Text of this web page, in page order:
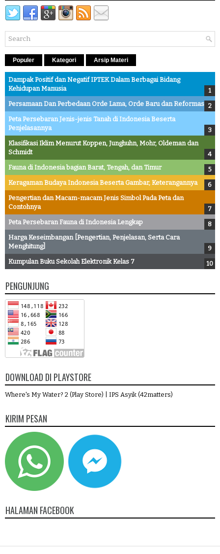
Populer Kategori Arsip Materi
Dampak Positif dan Negatif IPTEK Dalam Berbagai Bidang
Kehidupan Manusia
Persamaan Dan Perbedaan Orde Lama, Orde Baru dan Reformasi
Peta Persebaran Jenis-jenis Tanah di Indonesia Beserta
Penjelasannya
Klasifikasi Iklim Menurut Koppen, Junghuhn, Mohr, Oldeman dan
Schmidt
Fauna di Indonesia bagian Barat, Tengah, dan Timur
Keragaman Budaya Indonesia Beserta Gambar, Keterangannya
Pengertian dan Macam-macam Jenis Simbol Pada Peta dan
Contohnya
Peta Persebaran Fauna di Indonesia Lengkap
Harga Keseimbangan [Pengertian, Penjelasan, Serta Cara
Menghitung]
Kumpulan Buku Sekolah Elektronik Kelas 7
PENGUNJUNG
DOWNLOAD DI PLAYSTORE
Where's My Water? 2 (Play Store) IPS Asyik (42matters)
KIRIM PESAN
HALAMAN FACEBOOK